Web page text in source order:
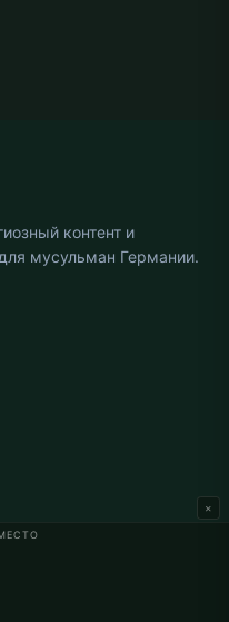
×
контент и
мусульман Германии.